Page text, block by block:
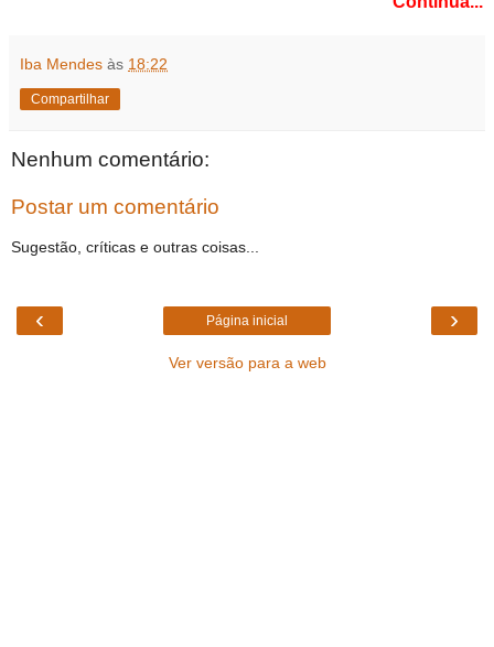
Iba Mendes às 18:22
Compartilhar
Nenhum comentário:
Postar um comentário
Sugestão, críticas e outras coisas...
‹ ›
Página inicial
Ver versão para a web